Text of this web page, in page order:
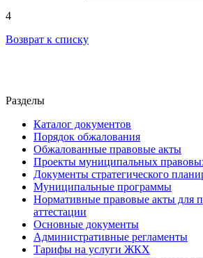
4
Возврат к списку
Разделы
Каталог документов
Порядок обжалования
Обжалованные правовые акты
Проекты муниципальных
Документы стратегического
Муниципальные программы
Нормативные правовые акты для
аттестации
Основные документы
Административные регламенты
Тарифы на услуги ЖКХ